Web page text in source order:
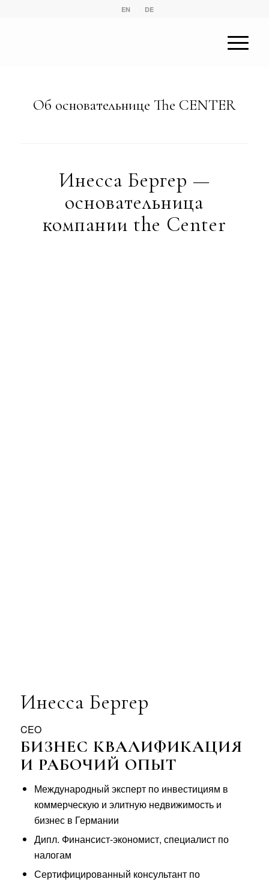
EN DE
Об основательнице The CENTER
Инесса Бергер —
основательница
компании the Center
Инесса Бергер
CEO
БИЗНЕС КВАЛИФИКАЦИЯ
И РАБОЧИЙ ОПЫТ
Международный эксперт по инвестициям в
коммерческую и элитную недвижимость и
бизнес в Германии
Дипл. Финансист-экономист, специалист по
налогам
Сертифицированный консультант по